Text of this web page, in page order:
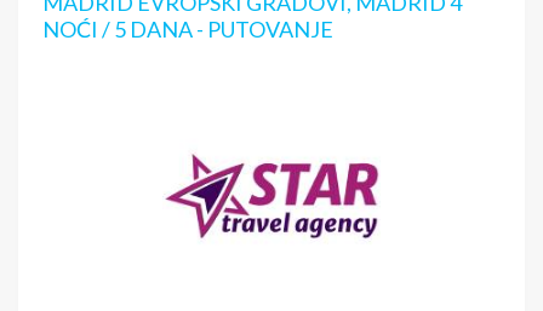
NOĆI / 5 DANA - PUTOVANJE